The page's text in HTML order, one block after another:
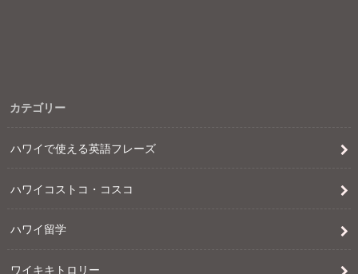
カテゴリー
ハワイで使える英語フレーズ
ハワイコストコ・コスコ
ハワイ留学
ワイキキトロリー